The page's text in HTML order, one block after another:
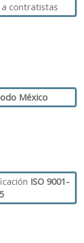
contratistas
México
ISO 9001-